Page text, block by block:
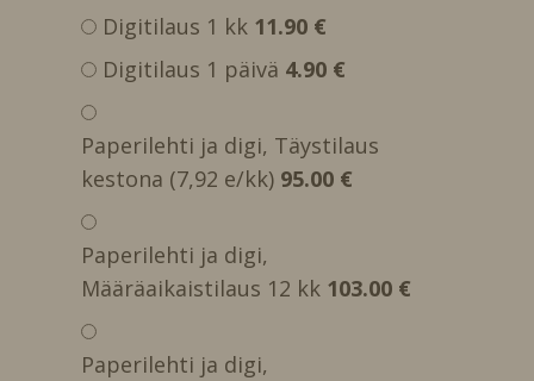
Digitilaus 1 kk 11.90 €
Digitilaus 1 päivä 4.90 €
Paperilehti ja digi, Täystilaus
kestona (7,92 e/kk) 95.00 €
Paperilehti ja digi,
Määräaikaistilaus 12 kk 103.00 €
Paperilehti ja digi,